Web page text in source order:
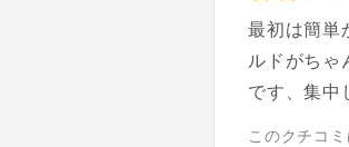
最初は簡単
ルドがちゃ
です、集中
このクチコ